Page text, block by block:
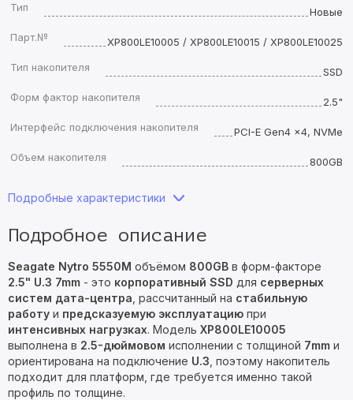
Тип
Новые
Парт.№
XP800LE10005 / XP800LE10015 / XP800LE10025
Тип накопителя
SSD
Форм фактор накопителя
2.5"
Интерфейс подключения накопителя
PCI-E Gen4 x4, NVMe
Объем накопителя
800GB
Подробные характеристики
Подробное описание
Seagate Nytro 5550M объёмом 800GB в форм-факторе
2.5" U.3 7mm - это корпоративный SSD для серверных
систем дата-центра , рассчитанный на стабильную
работу и предсказуемую эксплуатацию при
интенсивных нагрузках. Модель XP800LE10005
выполнена в 2.5-дюймовом исполнении с толщиной 7mm и
ориентирована на подключение U.3 , поэтому накопитель
подходит для платформ, где требуется именно такой
профиль по толщине.